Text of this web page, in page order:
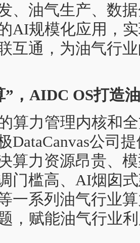
、油气生产、数
AI规模化应用，
互通，为油气行
”，AIDC OS打造
算力管理内核和
DataCanvas公司
算力资源昂贵、
门槛高、AI烟囱
一系列油气行业
，赋能油气行业